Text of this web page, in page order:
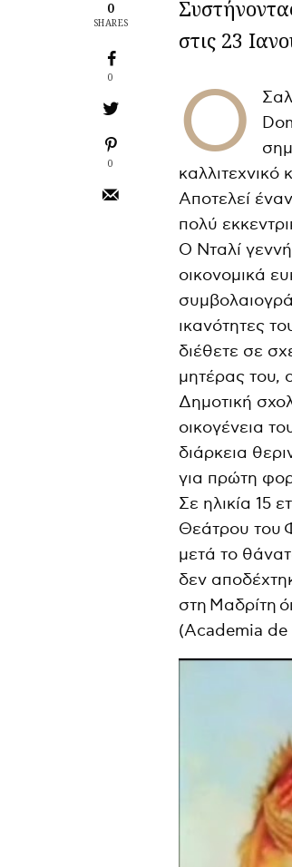
0
SHARES
0
0
στις 23
Ο
Αποτελεί
πολύ
Ο Νταλί
οικονομικά
ικανότητες
διέθετε σε
μητέρας του,
Δημοτική
οικογένεια
διάρκεια
για πρώτη
Σε ηλικία 15
Θεάτρου του
μετά το
δεν
στη Μαδρίτη
(Academia de